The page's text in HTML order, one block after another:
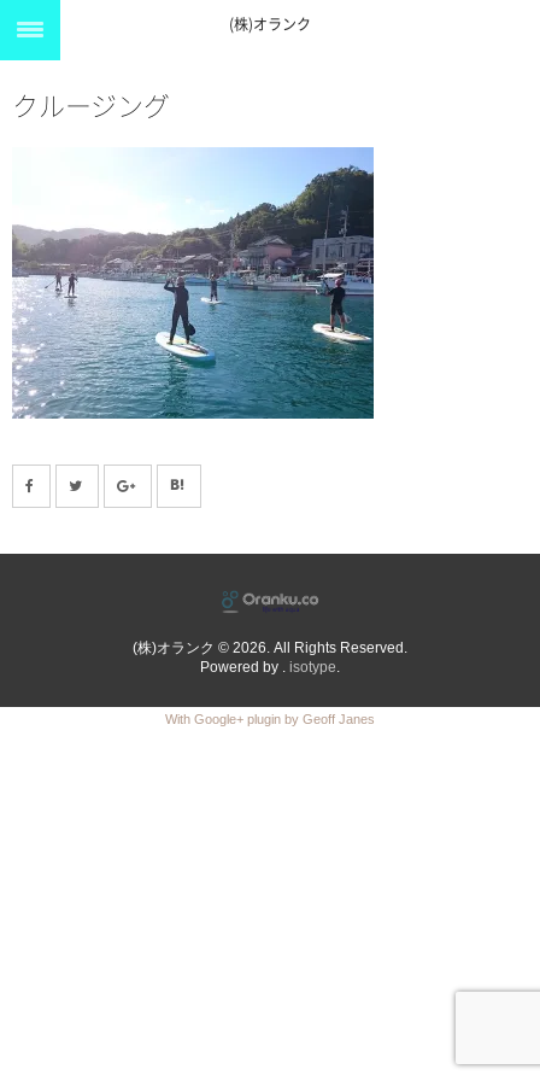
(株)オランク
クルージング
(株)オランク © 2026. All Rights Reserved.
Powered by . isotype.
With Google+ plugin by Geoff Janes